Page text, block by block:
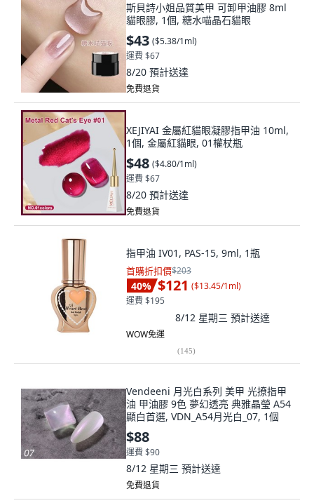
斯貝詩小姐品質美甲 可卸甲油膠 8ml
貓眼膠, 1個, 糖水喵晶石貓眼
$43 ($5.38/1ml)
運費 $67
8/20 預計送達
免費退貨
XEJIYAI 金屬紅貓眼凝膠指甲油 10ml,
1個, 金屬紅貓眼, 01權杖瓶
$48 ($4.80/1ml)
運費 $67
8/20 預計送達
免費退貨
指甲油 IV01, PAS-15, 9ml, 1瓶
首購折扣價$203
40% $121 ($13.45/1ml)
運費 $195
8/12 星期三 預計送達
WOW免運
(145)
Vendeeni 月光白系列 美甲 光撩指甲
油 甲油膠 9色 夢幻透亮 典雅晶瑩 A54
顯白首選, VDN_A54月光白_07, 1個
$88
運費 $90
8/12 星期三 預計送達
免費退貨